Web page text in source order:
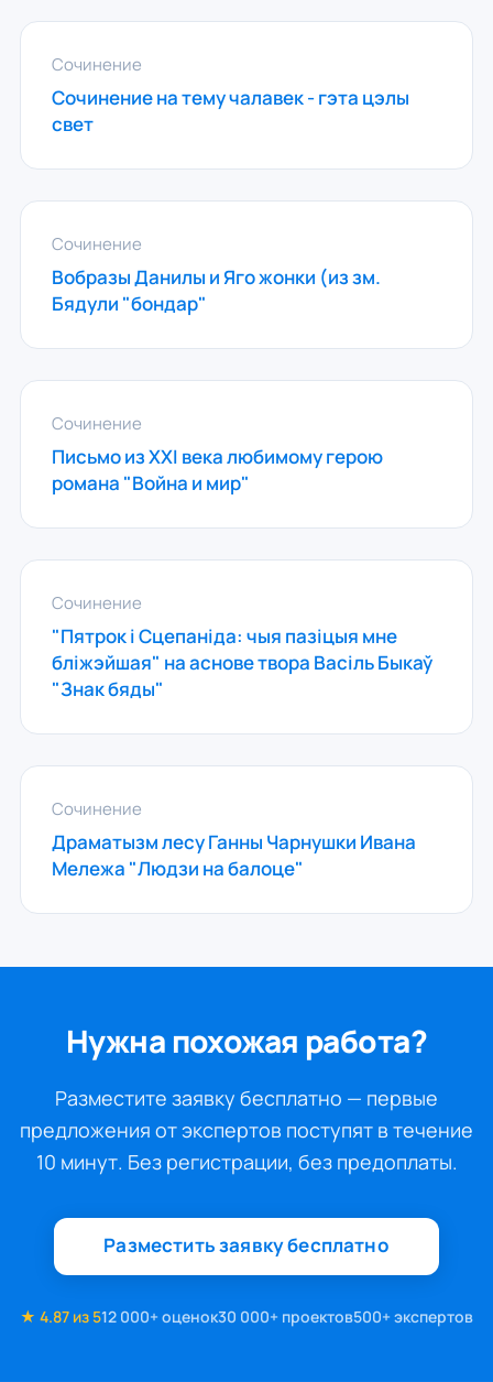
Сочинение
Сочинение на тему чалавек - гэта цэлы
свет
Сочинение
Вобразы Данилы и Яго жонки (из зм.
Бядули "бондар"
Сочинение
Письмо из XXI века любимому герою
романа "Война и мир"
Сочинение
"Пятрок і Сцепаніда: чыя пазіцыя мне
бліжэйшая" на аснове твора Васіль Быкаў
"Знак бяды"
Сочинение
Драматызм лесу Ганны Чарнушки Ивана
Мележа "Людзи на балоце"
Нужна похожая работа?
Разместите заявку бесплатно — первые
предложения от экспертов поступят в течение
10 минут. Без регистрации, без предоплаты.
Разместить заявку бесплатно
★ 4.87 из 512 000+ оценок30 000+ проектов500+ экспертов